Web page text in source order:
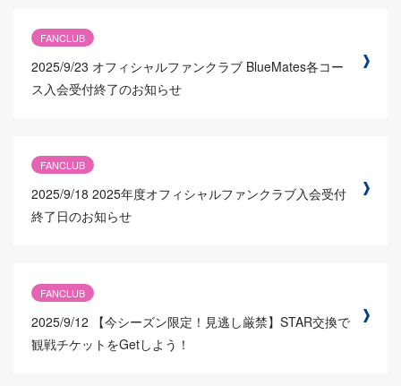
FANCLUB
2025/9/23 オフィシャルファンクラブ BlueMates各コー
ス入会受付終了のお知らせ
FANCLUB
2025/9/18 2025年度オフィシャルファンクラブ入会受付
終了日のお知らせ
FANCLUB
2025/9/12
【今シーズン限定！見逃し厳禁】STAR交換で
観戦チケットをGetしよう！